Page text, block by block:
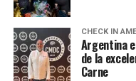
CHECK IN
Argentina
de la
Carne